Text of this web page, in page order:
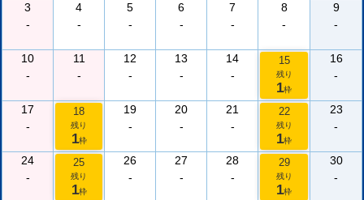
3
-
4
-
5
-
6
-
7
-
8
-
9
-
10
-
11
-
12
-
13
-
14
-
15
残り
1枠
16
-
17
-
18
残り
1枠
19
-
20
-
21
-
22
残り
1枠
23
-
24
-
25
残り
1枠
26
-
27
-
28
-
29
残り
1枠
30
-